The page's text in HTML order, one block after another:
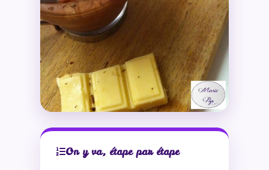
On y va, étape par étape